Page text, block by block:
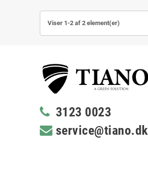
Viser 1-2 af 2 element(er)
3123 0023
service@tiano.dk